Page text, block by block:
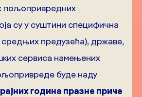
пољопривредних
су у суштини специфична
предузећа), државе,
сервиса намењених
буде наду
година празне приче